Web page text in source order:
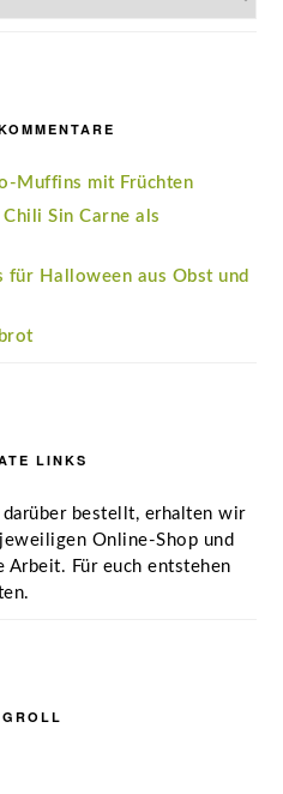
Muffins mit Früchten
Sin Carne als
für Halloween aus Obst und
LINKS
bestellt, erhalten wir
Online-Shop und
Für euch entstehen